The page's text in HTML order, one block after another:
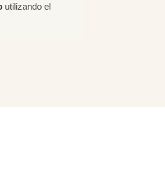
utilizando el